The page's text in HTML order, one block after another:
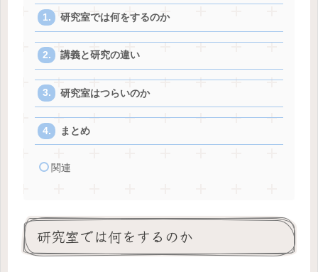
研究室では何をするのか
講義と研究の違い
研究室はつらいのか
まとめ
関連
研究室では何をするのか